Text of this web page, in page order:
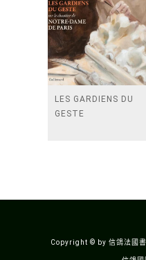
LES GARDIENS DU
GESTE
Copyright © by 信鴿法國